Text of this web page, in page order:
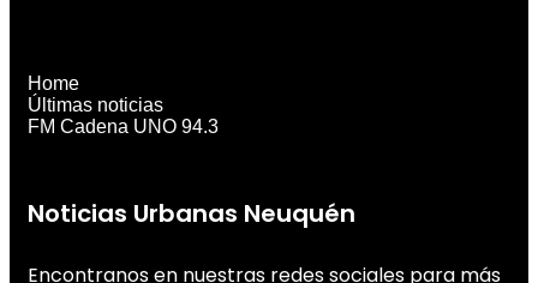
Noticias Urbanas Neuquén
Encontranos en nuestras redes sociales para más
Home
Últimas noticias
FM Cadena UNO 94.3